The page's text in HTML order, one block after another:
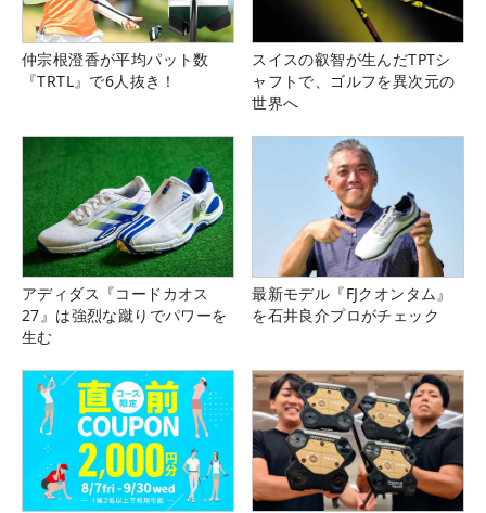
仲宗根澄香が平均パット数
『TRTL』で6人抜き！
スイスの叡智が生んだTPTシ
ャフトで、ゴルフを異次元の
世界へ
アディダス『コードカオス
27』は強烈な蹴りでパワーを
生む
最新モデル『FJクオンタム』
を石井良介プロがチェック